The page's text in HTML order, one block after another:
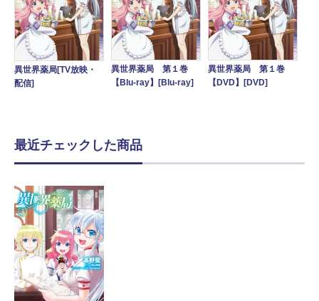
異世界薬局[TV放映・
配信]
異世界薬局 第１巻
【Blu-ray】[Blu-ray]
異世界薬局 第１巻
【DVD】[DVD]
最近チェックした商品